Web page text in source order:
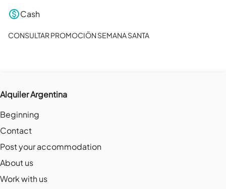
Cash
CONSULTAR PROMOCIÖN SEMANA SANTA
Alquiler Argentina
Beginning
Contact
Post your accommodation
About us
Work with us